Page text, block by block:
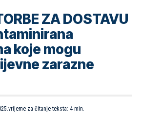
ZA DOSTAVU
koje mogu
zarazne
vrijeme za čitanje teksta: 4 min.